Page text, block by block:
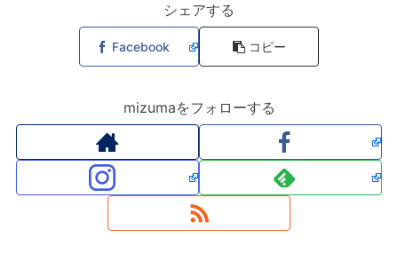
シェアする
Facebook コピー
mizumaをフォローする